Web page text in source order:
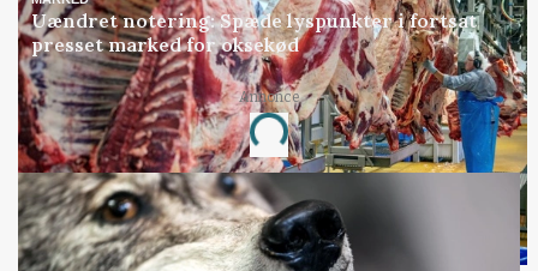
Uændret notering: Spæde lyspunkter i fortsat
presset marked for oksekød
Annonce
Loading...